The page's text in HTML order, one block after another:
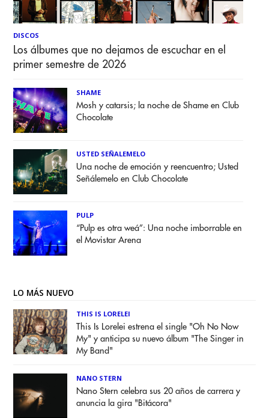
DISCOS
Los álbumes que no dejamos de escuchar en el
primer semestre de 2026
SHAME
Mosh y catarsis; la noche de Shame en Club
Chocolate
USTED SEÑALEMELO
Una noche de emoción y reencuentro; Usted
Señálemelo en Club Chocolate
PULP
“Pulp es otra weá”: Una noche imborrable en
el Movistar Arena
LO MÁS NUEVO
THIS IS LORELEI
This Is Lorelei estrena el single "Oh No Now
My" y anticipa su nuevo álbum "The Singer in
My Band"
NANO STERN
Nano Stern celebra sus 20 años de carrera y
anuncia la gira "Bitácora"